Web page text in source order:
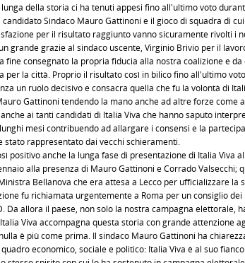
della storia ci ha tenuti appesi fino all'ultimo voto
Sindaco Mauro Gattinoni e il gioco di squadra di
per il risultato raggiunto vanno sicuramente rivolti i
grande grazie al sindaco uscente, Virginio Brivio per il
fine consegnato la propria fiducia alla nostra coalizione e
per la città. Proprio il risultato così in bilico fino all'ultimo
un ruolo decisivo e consacra quella che fu la volontà di
Gattinoni tendendo la mano anche ad altre forze come
ai tanti candidati di Italia Viva che hanno saputo
mesi contribuendo ad allargare i consensi e la
stato rappresentato dai vecchi schieramenti.
positivo anche la lunga fase di presentazione di Italia Viva
alla presenza di Mauro Gattinoni e Corrado Valsecchi;
Bellanova che era attesa a Lecco per ufficializzare la
fu richiamata urgentemente a Roma per un consiglio
Da allora il paese, non solo la nostra campagna elettorale,
Viva accompagna questa storia con grande attenzione
è più come prima. Il sindaco Mauro Gattinoni ha
economico, sociale e politico: Italia Viva è al suo